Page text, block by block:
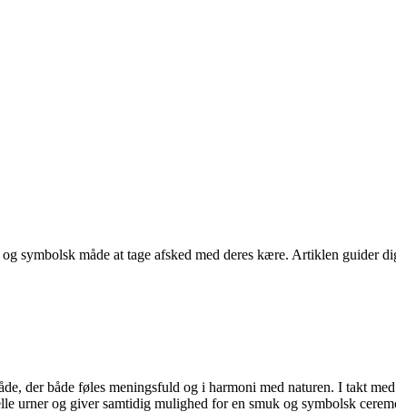
symbolsk måde at tage afsked med deres kære. Artiklen guider
der både føles meningsfuld og i harmoni med naturen. I takt
urner og giver samtidig mulighed for en smuk og symbolsk